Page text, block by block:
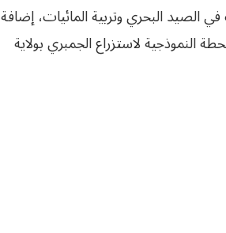
الصيد البحري وتربية المائيات، إضافة
النموذجية لاستزراع الجمبري بولاية